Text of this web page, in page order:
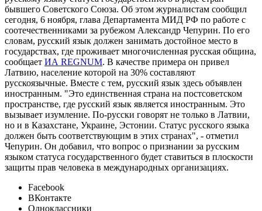
бывшего Советского Союза. Об этом журналистам сообщил
сегодня, 6 ноября, глава Департамента МИД РФ по работе с
соотечественниками за рубежом Александр Чепурин. По его
словам, русский язык должен занимать достойное место в
государствах, где проживает многочисленная русская община,
сообщает ИА REGNUM. В качестве примера он привел
Латвию, население которой на 30% составляют
русскоязычные. Вместе с тем, русский язык здесь объявлен
иностранным. "Это единственная страна на постсоветском
пространстве, где русский язык является иностранным. Это
вызывает изумление. По-русски говорят не только в Латвии,
но и в Казахстане, Украине, Эстонии. Статус русского языка
должен быть соответствующим в этих странах", - отметил
Чепурин. Он добавил, что вопрос о признании за русским
языком статуса государственного будет ставиться в плоскости
защиты прав человека в международных организациях.
Facebook
ВКонтакте
Одноклассники